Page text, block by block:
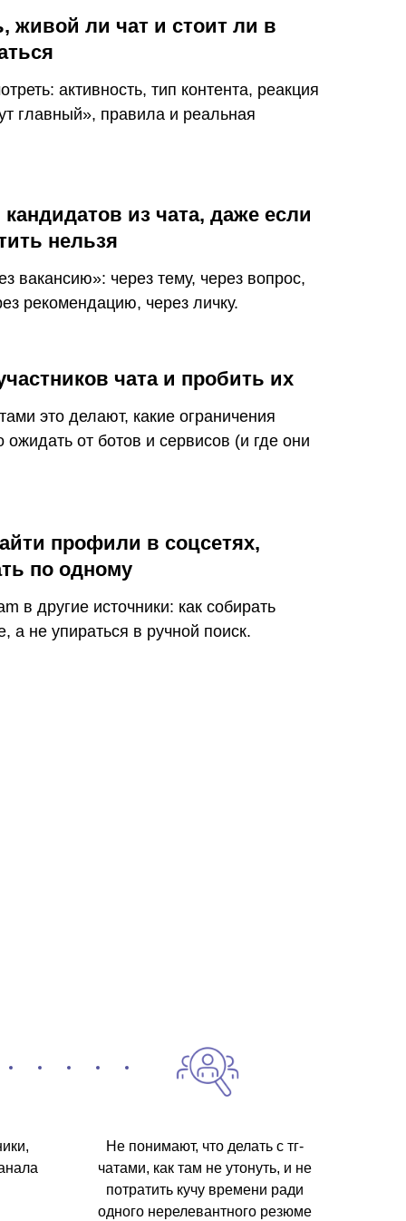
живой ли чат и стоит ли в
активность, тип контента, реакция
главный», правила и реальная
кандидатов из чата, даже если
нельзя
вакансию»: через тему, через вопрос,
рекомендацию, через личку.
чата и пробить их
это делают, какие ограничения
от ботов и сервисов (и где они
профили в соцсетях,
по одному
в другие источники: как собирать
а не упираться в ручной поиск.
Не понимают, что делать с тг-
чатами, как там не утонуть, и не
потратить кучу времени ради
одного нерелевантного резюме